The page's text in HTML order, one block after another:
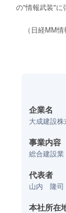
の"情報武装"に
（日経MM
企業名
大成建設株
事業内容
総合建設業
代表者
山内 隆司
本社所在